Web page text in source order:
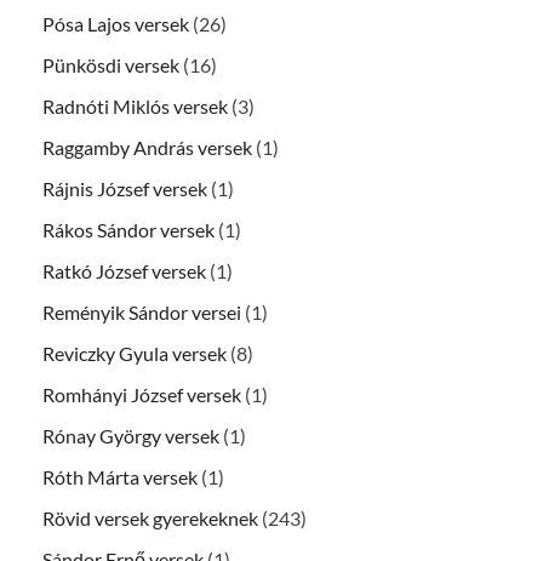
Pósa Lajos versek (26)
Pünkösdi versek (16)
Radnóti Miklós versek (3)
Raggamby András versek (1)
Rájnis József versek (1)
Rákos Sándor versek (1)
Ratkó József versek (1)
Reményik Sándor versei (1)
Reviczky Gyula versek (8)
Romhányi József versek (1)
Rónay György versek (1)
Róth Márta versek (1)
Rövid versek gyerekeknek (243)